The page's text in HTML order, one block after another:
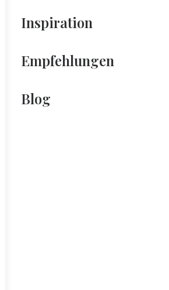
Inspiration
Empfehlungen
Blog